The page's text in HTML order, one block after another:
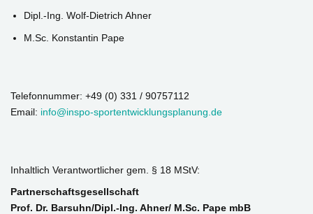
Dipl.-Ing. Wolf-Dietrich Ahner
M.Sc. Konstantin Pape
Telefonnummer: +49 (0) 331 / 90757112
Email: info@inspo-sportentwicklungsplanung.de
Inhaltlich Verantwortlicher gem. § 18 MStV:
Partnerschaftsgesellschaft
Prof. Dr. Barsuhn/Dipl.-Ing. Ahner/ M.Sc. Pape mbB